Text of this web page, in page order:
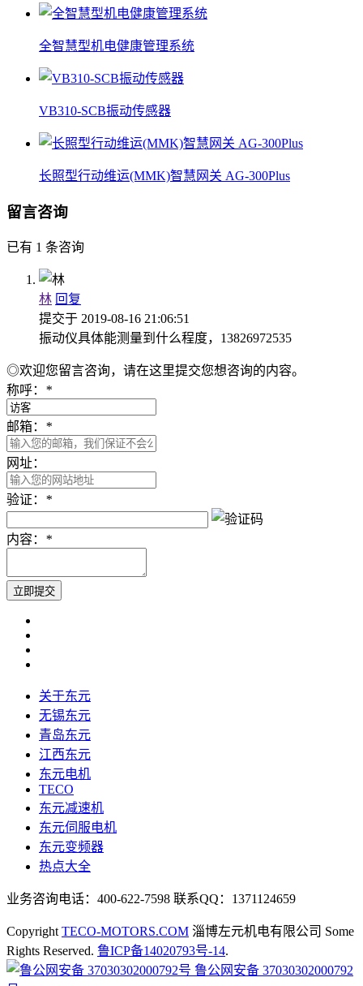
全智慧型机电健康管理系统
VB310-SCB振动传感器
长照型行动维运(MMK)智慧网关 AG-300Plus
留言咨询
已有 1 条咨询
林 回复
提交于 2019-08-16 21:06:51
振动仪具体能测量到什么程度，13826972535
◎欢迎您留言咨询，请在这里提交您想咨询的内容。
称呼： *
邮箱： *
网址：
验证： *
内容： *
关于东元
无锡东元
青岛东元
江西东元
东元电机
TECO
东元减速机
东元伺服电机
东元变频器
热点大全
业务咨询电话：400-622-7598 联系QQ：1371124659
Copyright TECO-MOTORS.COM 淄博左元机电有限公司 Some
Rights Reserved. 鲁ICP备14020793号-14.
鲁公网安备 37030302000792